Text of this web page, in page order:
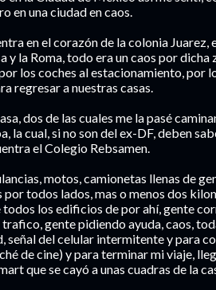
en una ciudad en caos.
en el corazón de la colonia Juarez,
y la Roma, todo era un caos por dicha
los coches al estacionamiento, por
regresar a nuestras casas.
dos de las cuales me la pasé
la cual, si no son del ex-DF, deben
el Colegio Rebsamen.
motos, camionetas llenas de
todos lados, mas o menos dos
los edificios de por ahí, gente
gente pidiendo ayuda, caos,
señal del celular intermitente y para
de cine) y para terminar mi viaje,
que se cayó a unas cuadras de la